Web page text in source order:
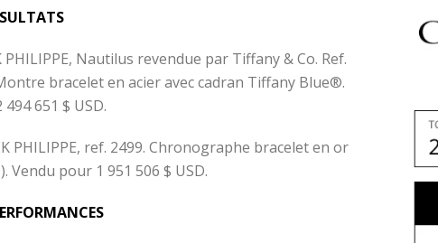
PHILIPPE, Nautilus revendue par Tiffany & Co. Ref.
bracelet en acier avec cadran Tiffany Blue®.
651 $ USD.
PHILIPPE, ref. 2499. Chronographe bracelet en or
Vendu pour 1 951 506 $ USD.